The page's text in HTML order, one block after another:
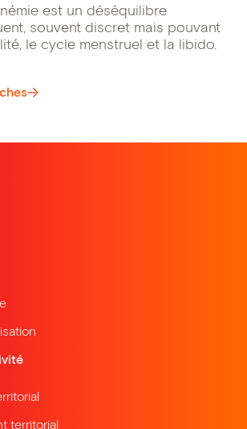
est un déséquilibre
souvent discret mais pouvant
le cycle menstruel et la libido.
territorial